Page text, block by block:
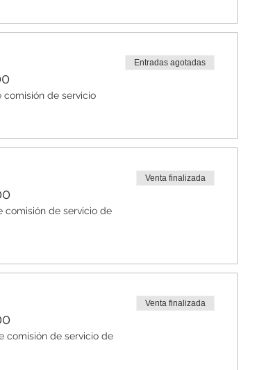
comisión de servicio
Entradas agotadas
comisión de servicio de
Venta finalizada
comisión de servicio de
Venta finalizada